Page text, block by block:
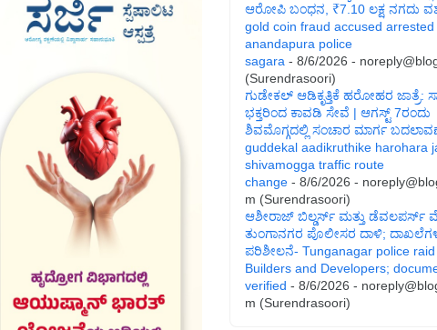
ಆರೋಪಿ ಬಂಧನ, ₹7.10 ಲಕ್ಷ ನಗದು
gold coin fraud accused arrested
anandapura police
sagara - 8/6/2026 -
(Surendrasoori)
ಗುಡೇಕಲ್ ಆಡಿಕೃತ್ತಿಕೆ ಹರೋಹರ ಜಾತ್ರೆ:
ಭಕ್ತರಿಂದ ಕಾವಡಿ ಸೇವೆ | ಆಗಸ್ಟ್ 7ರಂದು
ಶಿವಮೊಗ್ಗದಲ್ಲಿ ಸಂಚಾರ ಮಾರ್ಗ
guddekal aadikruthike harohara
shivamogga traffic route
change - 8/6/2026 -
m (Surendrasoori)
ಆಶೀರಾಜ್ ಬಿಲ್ಡರ್ಸ್ ಮತ್ತು ಡೆವಲಪರ್ಸ್
ತುಂಗಾನಗರ ಪೊಲೀಸರ ದಾಳಿ;
ಪರಿಶೀಲನೆ- Tunganagar police raid
Builders and Developers;
verified - 8/6/2026 -
m (Surendrasoori)